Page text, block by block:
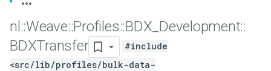
nl ::Weave::Profiles::BDX Development::
BDXTransfer
#include
<src/lib/profiles/bulk-data-